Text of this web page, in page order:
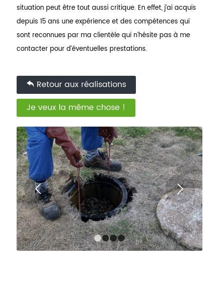
situation peut être tout aussi critique. En effet, j’ai acquis
depuis 15 ans une expérience et des compétences qui
sont reconnues par ma clientèle qui n’hésite pas à me
contacter pour d’éventuelles prestations.
Retour aux réalisations
Je veux la même chose !
Suivant
1 2 3 4